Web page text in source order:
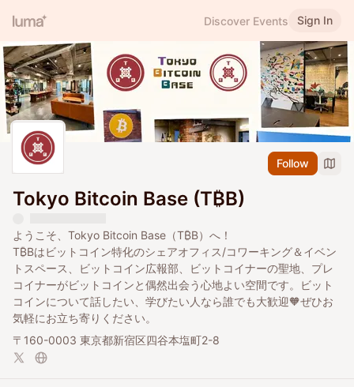
Discover Events Sign In
Follow
Tokyo Bitcoin Base (T₿B)
ようこそ、Tokyo Bitcoin Base（T₿B）へ！
T₿Bはビットコイン特化のシェアオフィス/コワーキング＆イベン
トスペース、ビットコイン広報部、ビットコイナーの聖地、プレ
コイナーがビットコインと偶然出会う心地よい空間です。ビット
コインについて話したい、学びたい人なら誰でも大歓迎🧡ぜひお
気軽にお立ち寄りください。
〒160-0003 東京都新宿区四谷本塩町2-8